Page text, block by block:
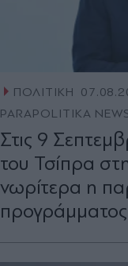
ΠΟΛΙΤΙΚΗ
PARAPOLITIKA
Στις 9
του Τσίπρα
νωρίτερα η